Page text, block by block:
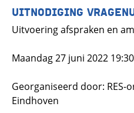
UITNODIGING
Uitvoering afspraken en
Maandag 27 juni 2022
Georganiseerd door:
Eindhoven